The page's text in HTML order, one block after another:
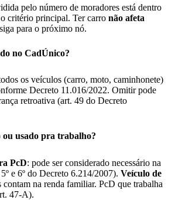
pelo número de moradores está dentro
critério principal. Ter carro não afeta
para o próximo nó.
no CadÚnico?
os veículos (carro, moto, caminhonete)
Decreto 11.016/2022. Omitir pode
retroativa (art. 49 do Decreto
ou usado pra trabalho?
PcD: pode ser considerado necessário na
e 6º do Decreto 6.214/2007). Veículo de
contam na renda familiar. PcD que trabalha
47-A).